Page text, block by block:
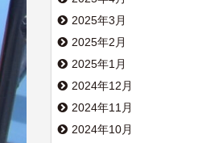
2025年3月
2025年2月
2025年1月
2024年12月
2024年11月
2024年10月